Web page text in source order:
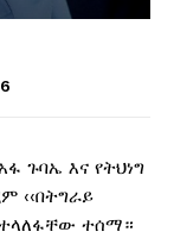
ጉባኤ እና የትህነግ
‹‹በትግራይ
ተሰማ።